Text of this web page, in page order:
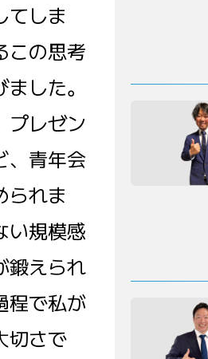
てしま
この思考
した。
プレゼン
、青年会
られま
い規模感
鍛えられ
程で私が
切さで